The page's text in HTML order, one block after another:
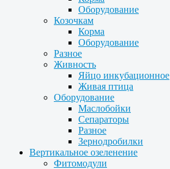
Оборудование
Козочкам
Корма
Оборудование
Разное
Живность
Яйцо инкубационное
Живая птица
Оборудование
Маслобойки
Сепараторы
Разное
Зернодробилки
Вертикальное озеленение
Фитомодули